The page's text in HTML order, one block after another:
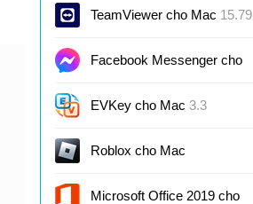
151
TeamViewer cho Mac 15.79
Facebook Messenger cho
Mac
EVKey cho Mac 3.3
Roblox cho Mac
Microsoft Office 2019 cho